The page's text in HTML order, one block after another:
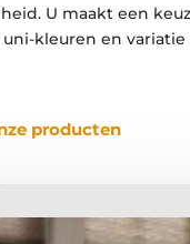
U maakt een
kleuren en
producten